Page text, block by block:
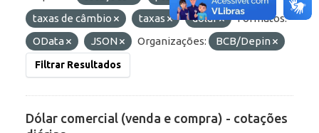
taxas de câmbio
taxas dólar
Formatos:
OData
JSON Organizações: BCB/Depin
Filtrar Resultados
Dólar comercial (venda e compra) - cotações